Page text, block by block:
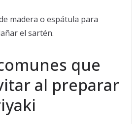
madera o espátula para
el sartén.
que
al preparar